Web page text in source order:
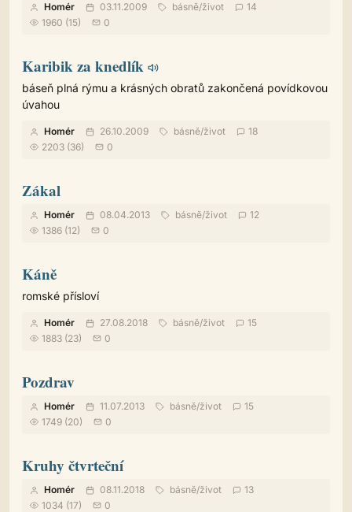
Homér 03.11.2009 básně/život
14
1960 (15)
0
Karibik za knedlík
báseň plná rýmu a krásných obratů zakončená povídkovou
úvahou
Homér 26.10.2009 básně/život
18
2203 (36)
0
Zákal
Homér 08.04.2013 básně/život
12
1386 (12)
0
Káně
romské přísloví
Homér 27.08.2018 básně/život
15
1883 (23)
0
Pozdrav
Homér 11.07.2013 básně/život
15
1749 (20)
0
Kruhy čtvrteční
Homér 08.11.2018 básně/život
13
1034 (17)
0